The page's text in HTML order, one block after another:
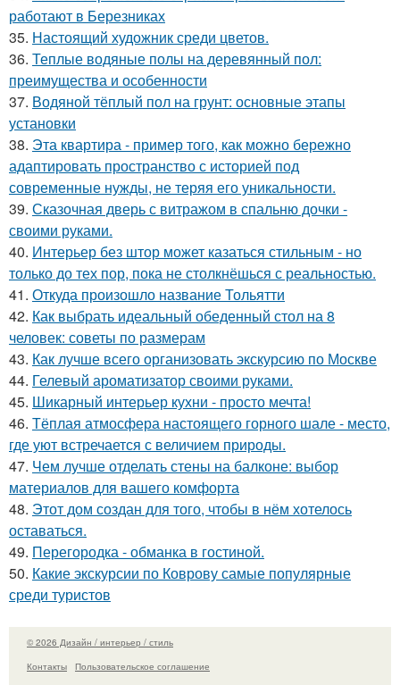
работают в Березниках
35. Настоящий художник среди цветов.
36. Теплые водяные полы на деревянный пол:
преимущества и особенности
37. Водяной тёплый пол на грунт: основные этапы
установки
38. Эта квартира - пример того, как можно бережно
адаптировать пространство с историей под
современные нужды, не теряя его уникальности.
39. Сказочная дверь с витражом в спальню дочки -
своими руками.
40. Интерьер без штор может казаться стильным - но
только до тех пор, пока не столкнёшься с реальностью.
41. Откуда произошло название Тольятти
42. Как выбрать идеальный обеденный стол на 8
человек: советы по размерам
43. Как лучше всего организовать экскурсию по Москве
44. Гелевый ароматизатор своими руками.
45. Шикарный интерьер кухни - просто мечта!
46. Тёплая атмосфера настоящего горного шале - место,
где уют встречается с величием природы.
47. Чем лучше отделать стены на балконе: выбор
материалов для вашего комфорта
48. Этот дом создан для того, чтобы в нём хотелось
оставаться.
49. Перегородка - обманка в гостиной.
50. Какие экскурсии по Коврову самые популярные
среди туристов
© 2026 Дизайн / интерьер / стиль
Контакты
Пользовательское соглашение